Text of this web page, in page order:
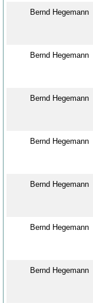
Bernd Hegemann
Bernd Hegemann
Bernd Hegemann
Bernd Hegemann
Bernd Hegemann
Bernd Hegemann
Bernd Hegemann